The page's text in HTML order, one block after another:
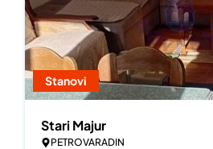
Stanovi
Stari Majur
PETROVARADIN